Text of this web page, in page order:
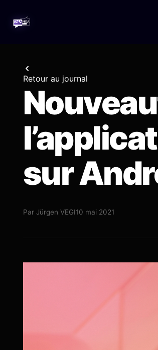
Retour au journal
sur
Par Jürgen VEGI10 mai 2021